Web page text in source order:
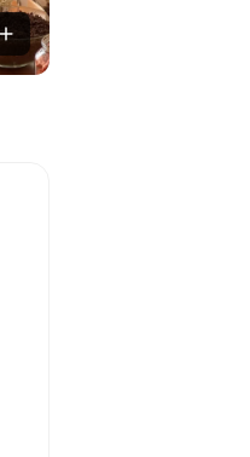
!! 스튜디오
네요. 추천